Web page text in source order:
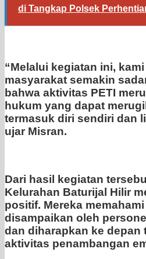
di Tangkap Polsek
“Melalui kegiatan ini,
masyarakat semakin
bahwa aktivitas PETI
hukum yang dapat
termasuk diri sendiri dan
ujar Misran.
Dari hasil kegiatan
Kelurahan Baturijal Hilir
positif. Mereka
disampaikan oleh
dan diharapkan ke depan
aktivitas penambangan